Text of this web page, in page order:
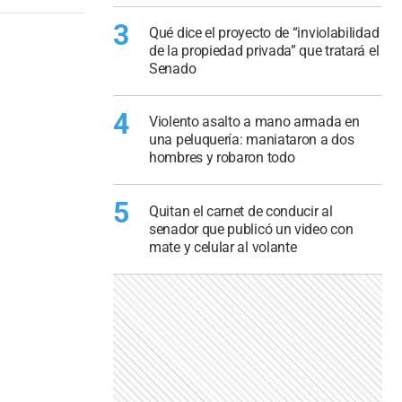
3
Qué dice el proyecto de “inviolabilidad
de la propiedad privada” que tratará el
Senado
4
Violento asalto a mano armada en
una peluquería: maniataron a dos
hombres y robaron todo
5
Quitan el carnet de conducir al
senador que publicó un video con
mate y celular al volante